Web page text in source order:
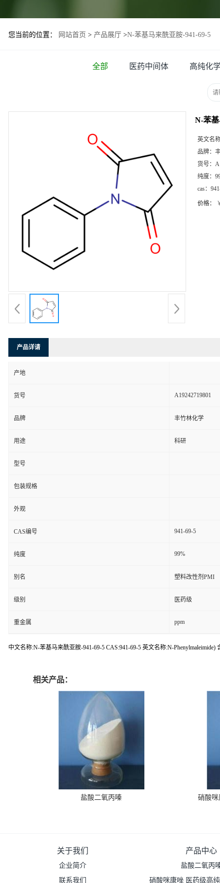
您当前的位置： 网站首页 > 产品展厅 >N-苯基马来酰亚胺-941-69-5
全部 医药中间体 高纯化
N-苯基
英文名称
品牌：
货号：
纯度：
cas：
价格：
产品详请
产地
货号 A19242719801
品牌 丰竹林化学
用途 科研
型号
包装规格
外观
CAS编号 941-69-5
纯度 99%
别名 塑料改性剂PMI
级别 医药级
重金属 ppm
中文名称:N-苯基马来酰亚胺-941-69-5 CAS:941-69-5 英文名称:N-Phenylmaleimide)
相关产品：
盐酸二氧丙嗪 硝酸咪
关于我们
企业简介
联系我们
产品中心
盐酸二氧丙
硝酸咪康唑 医药级高